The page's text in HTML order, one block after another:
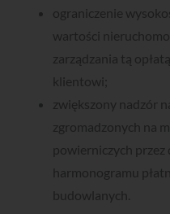
ograniczenie
wartości
zarządzania tą
klientowi;
zwiększony nadzór
zgromadzonych na
powierniczych
harmonogramu
budowlanych.